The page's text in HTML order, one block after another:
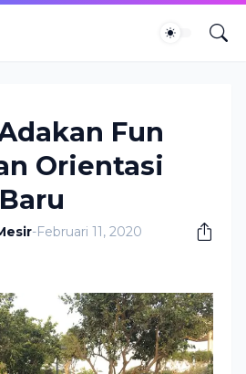
Fun
Orientasi
-Februari 11, 2020